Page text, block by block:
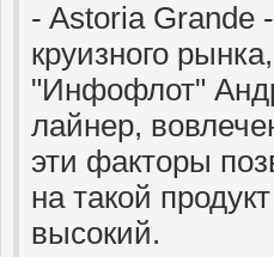
- Astoria Grande
круизного
"Инфофлот"
лайнер,
эти факторы
на такой
высокий.